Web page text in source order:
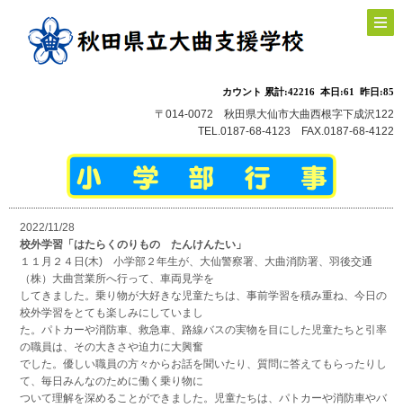
〒014-0072 秋田県大仙市大曲西根字下成沢122
TEL.0187-68-4123 FAX.0187-68-4122
2022/11/28
校外学習「はたらくのりもの たんけんたい」
１１月２４日(木) 小学部２年生が、大仙警察署、大曲消防署、羽後交通
（株）大曲営業所へ行って、車両見学を
してきました。乗り物が大好きな児童たちは、事前学習を積み重ね、今日の
校外学習をとても楽しみにしていまし
た。パトカーや消防車、救急車、路線バスの実物を目にした児童たちと引率
の職員は、その大きさや迫力に大興奮
でした。優しい職員の方々からお話を聞いたり、質問に答えてもらったりし
て、毎日みんなのために働く乗り物に
ついて理解を深めることができました。児童たちは、パトカーや消防車やバ